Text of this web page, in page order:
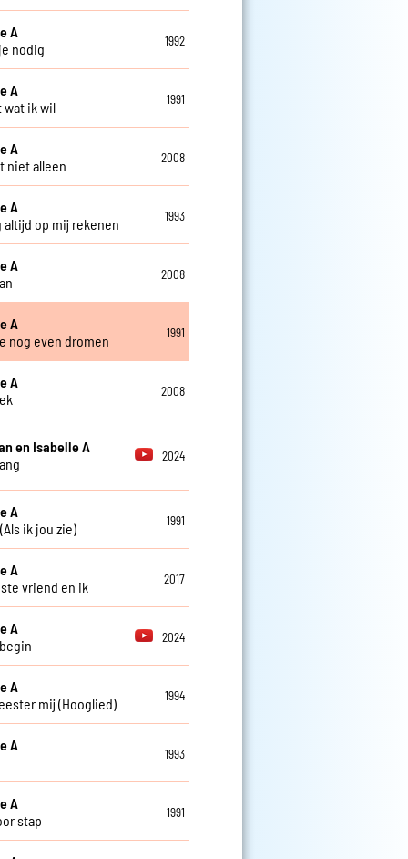
A
nodig
1992
A
wat ik wil
1991
A
niet alleen
2008
A
altijd op mij rekenen
1993
A
2008
A
nog even dromen
1991
A
2008
en Isabelle A
2024
A
ik jou zie)
1991
A
vriend en ik
2017
A
2024
A
mij (Hooglied)
1994
A
1993
A
stap
1991